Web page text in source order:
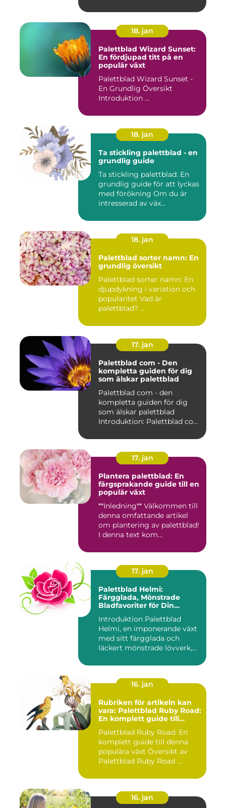
18. jan
Palettblad Wizard Sunset:
En fördjupad titt på en
populär växt
Palettblad Wizard Sunset -
En Grundlig Översikt
Introduktion ...
18. jan
Ta stickling palettblad - en
grundlig guide
Ta stickling palettblad: En
grundlig guide för att lyckas
med förökning Om du är
intresserad av väx...
18. jan
Palettblad sorter namn: En
grundlig översikt
Palettblad sorter namn: En
djupdykning i variation och
popularitet Vad är
palettblad? ...
17. jan
Palettblad com - Den
kompletta guiden för dig
som älskar palettblad
Palettblad com - den
kompletta guiden för dig
som älskar palettblad
Introduktion: Palettblad com
17. jan
Plantera palettblad: En
färgsprakande guide till en
populär växt
**Inledning** Välkommen till
denna omfattande artikel
om plantering av palettblad!
I denna text kom...
17. jan
Palettblad Helmi:
Färgglada, Mönstrade
Bladfavoriter för Din
Introduktion Palettblad
Helmi, en imponerande växt
med sitt färgglada och
läckert mönstrade lövverk,...
16. jan
Rubriken för artikeln kan
vara: Palettblad Ruby Road:
En komplett guide till
Palettblad Ruby Road: En
komplett guide till denna
populära växt Översikt av
Palettblad Ruby Road ...
16. jan